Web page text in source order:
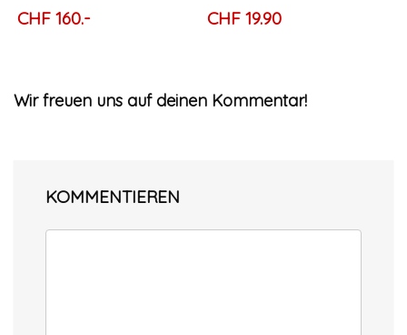
CHF 160.- CHF 19.90
Wir freuen uns auf deinen Kommentar!
KOMMENTIEREN